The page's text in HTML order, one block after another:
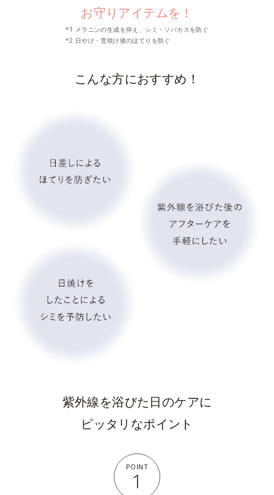
お守りアイテムを！
*1 メラニンの生成を抑え、シミ・ソバカスを防ぐ
*2 日やけ・雪焼け後のほてりを防ぐ
こんな方におすすめ！
紫外線を浴びた日のケアに
ピッタリなポイント
POINT
1